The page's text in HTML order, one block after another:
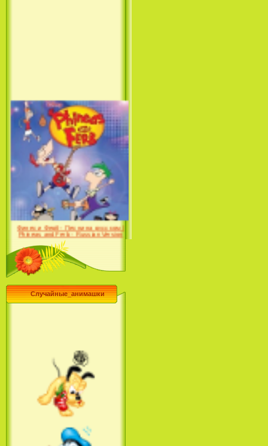
Фархат: Принц Персии /
Farhat: The Prince of the
Desert (сериал) (2004)
Лило и Стич: Сериал (2
Русалочка: Начало истории
Ариэль / The Little Mermaid:
Финес и Ферб - Песни на русском /
Phineas and Ferb - Russian Version
(2009-2011)
Лучшее песни из мультфильмов
Диснея / Best Of Disney [Star Edition]
(1999)
Случайные_анимашки